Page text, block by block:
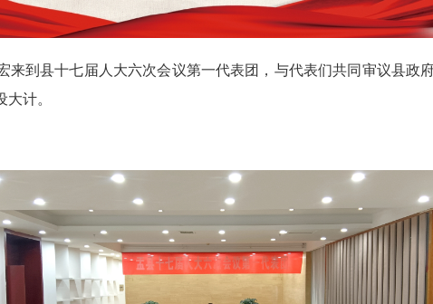
来到县十七届人大六次会议第一代表团，与代表们共同审议县政
计。